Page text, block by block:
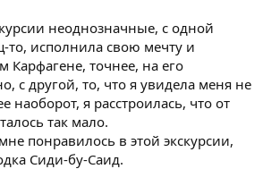
неоднозначные, с одной
то, исполнила свою мечту и
Карфагене, точнее, на его
с другой, то, что я увидела меня не
наоборот, я расстроилась, что от
так мало.
понравилось в этой экскурсии,
Сиди-бу-Саид.